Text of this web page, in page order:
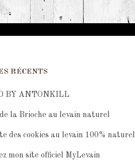
RÉCENTS
BY ANTONKILL
la Brioche au levain naturel
des cookies au levain 100% naturel
mon site officiel MyLevain